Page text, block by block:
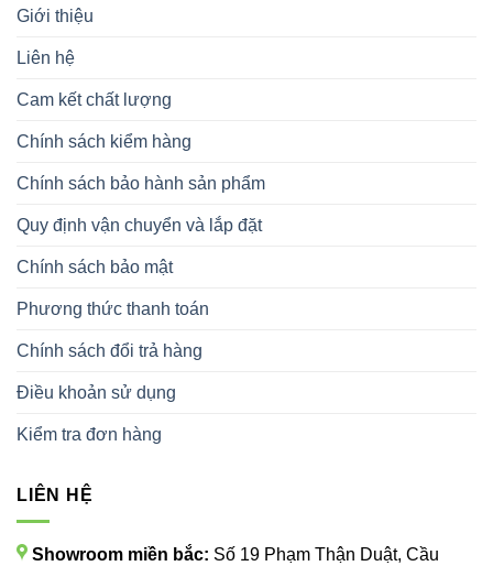
Giới thiệu
Liên hệ
Cam kết chất lượng
Chính sách kiểm hàng
Chính sách bảo hành sản phẩm
Quy định vận chuyển và lắp đặt
Chính sách bảo mật
Phương thức thanh toán
Chính sách đổi trả hàng
Điều khoản sử dụng
Kiểm tra đơn hàng
LIÊN HỆ
Showroom miền bắc: Số 19 Phạm Thận Duật, Cầu